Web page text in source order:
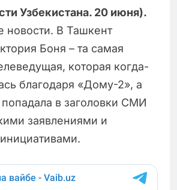
Узбекистана. 20 июня).
В Ташкент
Боня – та самая
которая когда-
благодаря «Дому-2», а
в заголовки СМИ
заявлениями и